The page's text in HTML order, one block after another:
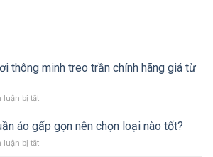
thông minh treo trần chính hãng giá từ
luận bị tắtở
giàn
phơi
thông
áo gấp gọn nên chọn loại nào tốt?
luận bị tắtở